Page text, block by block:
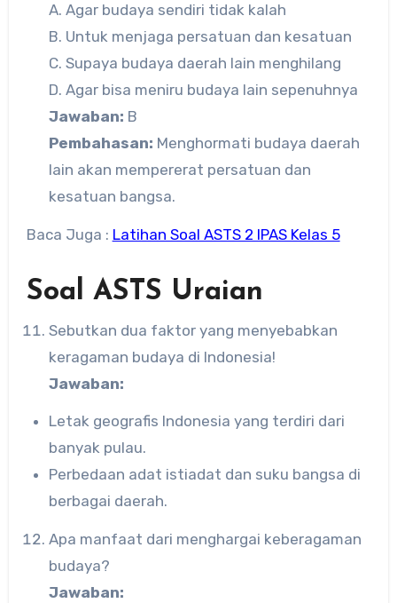
A. Agar budaya sendiri tidak kalah
B. Untuk menjaga persatuan dan kesatuan
C. Supaya budaya daerah lain menghilang
D. Agar bisa meniru budaya lain sepenuhnya
Jawaban: B
Pembahasan: Menghormati budaya daerah
lain akan mempererat persatuan dan
kesatuan bangsa.
Baca Juga : Latihan Soal ASTS 2 IPAS Kelas 5
Soal ASTS Uraian
Sebutkan dua faktor yang menyebabkan
keragaman budaya di Indonesia!
Jawaban:
Letak geografis Indonesia yang terdiri dari
banyak pulau.
Perbedaan adat istiadat dan suku bangsa di
berbagai daerah.
Apa manfaat dari menghargai keberagaman
budaya?
Jawaban: